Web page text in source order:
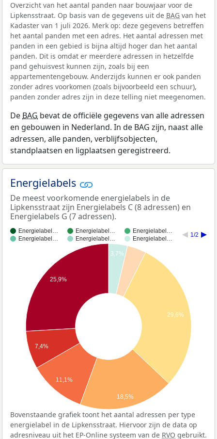
Overzicht van het aantal panden naar bouwjaar voor de
Lipkensstraat. Op basis van de gegevens uit de BAG van het
Kadaster van 1 juli 2026. Merk op: deze gegevens betreffen
het aantal panden met een adres. Het aantal adressen met
panden in een gebied is bijna altijd hoger dan het aantal
panden. Dit is omdat er meerdere adressen in hetzelfde
pand gehuisvest kunnen zijn, zoals bij een
appartementengebouw. Anderzijds kunnen er ook panden
zonder adres voorkomen (zoals bijvoorbeeld een schuur),
panden zonder adres zijn in deze telling niet meegenomen.
De BAG bevat de officiële gegevens van alle adressen
en gebouwen in Nederland. In de BAG zijn, naast alle
adressen, alle panden, verblijfsobjecten,
standplaatsen en ligplaatsen geregistreerd.
Energielabels
De meest voorkomende energielabels in de
Lipkensstraat zijn Energielabels C (8 adressen) en
Energielabels G (7 adressen).
Energielabel… Energielabel…
Energielabel…
Energielabel…
Energielabel… Energielabel…
1/2
3,7%
29,6%
25,9%
7,4%
11,1%
18,5%
Bovenstaande grafiek toont het aantal adressen per type
energielabel in de Lipkensstraat. Hiervoor zijn de data op
adresniveau uit het EP-Online systeem van de RVO gebruikt.